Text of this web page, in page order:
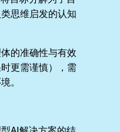
思维启发的认知
的准确性与有效
更需谨慎），需
。